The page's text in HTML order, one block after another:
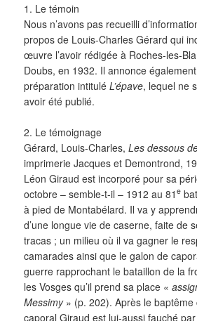
1. Le témoin
Nous n’avons pas recueilli
propos de Louis-Charles Gérard qui
œuvre l’avoir rédigée à Roches-les-
Doubs, en 1932. Il annonce
préparation intituléL’épave, lequel ne
avoir été publié.
2. Le témoignage
Gérard, Louis-Charles,Les dessous
imprimerie Jacques et Demontrond,
Léon Giraud est incorporé pour sa
octobre – semble-t-il – 1912 au 81e
à pied de Montabélard. Il va y
d’une longue vie de caserne, faite de
tracas ; un milieu où il va gagner le
camarades ainsi que le galon de
guerre rapprochant le bataillon de la
les Vosges qu’il prend sa place «
Messimy» (p. 202). Après le baptême
caporal Giraud est lui-aussi fauché par